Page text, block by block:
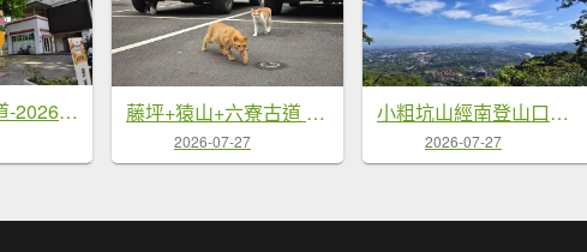
角板山公園步道-2026/08/02 藤坪+猿山+六寮古道 O型-2026/07/26
2026-07-27
小粗坑山經南登山口上石門山Ｏ型-2026/07/18
2026-07-27